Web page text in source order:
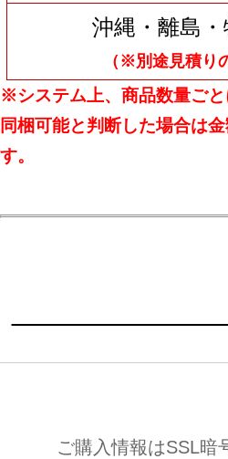
沖縄・離島
（※別途見積り
※システム上、商品数量ご
同梱可能と判断した場合は
す。
ご購入情報はSSL暗